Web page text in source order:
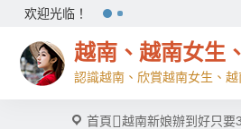
欢迎光临！
越南、越南女生
認識越南、欣賞越南女生、
首頁 越南新娘辦到好只要